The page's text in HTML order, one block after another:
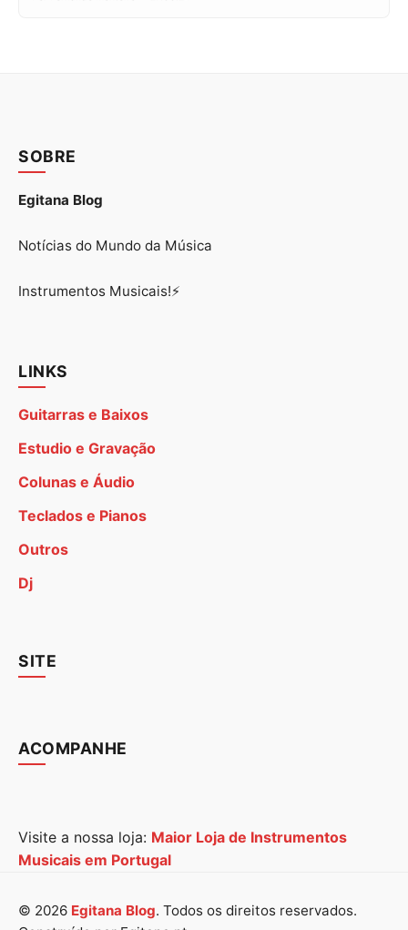
SOBRE
Egitana Blog
Notícias do Mundo da Música
Instrumentos Musicais!⚡
LINKS
Guitarras e Baixos
Estudio e Gravação
Colunas e Áudio
Teclados e Pianos
Outros
Dj
SITE
ACOMPANHE
Visite a nossa loja: Maior Loja de Instrumentos
Musicais em Portugal
© 2026 Egitana Blog. Todos os direitos reservados.